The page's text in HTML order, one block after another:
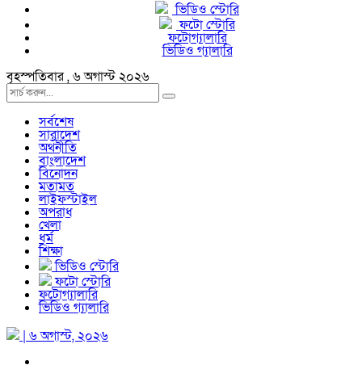
ভিডিও স্টোরি
ফটো স্টোরি
ফটোগ্যালারি
ভিডিও গ্যালারি
বৃহস্পতিবার , ৬ অগাস্ট ২০২৬
সর্বশেষ
সারাদেশ
অর্থনীতি
বাংলাদেশ
বিনোদন
মতামত
লাইফস্টাইল
অপরাধ
খেলা
ধর্ম
শিক্ষা
ভিডিও স্টোরি
ফটো স্টোরি
ফটোগ্যালারি
ভিডিও গ্যালারি
| ৬ অগাস্ট, ২০২৬